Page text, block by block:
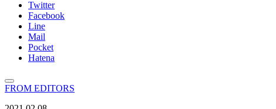
Twitter
Facebook
Line
Mail
Pocket
Hatena
FROM EDITORS